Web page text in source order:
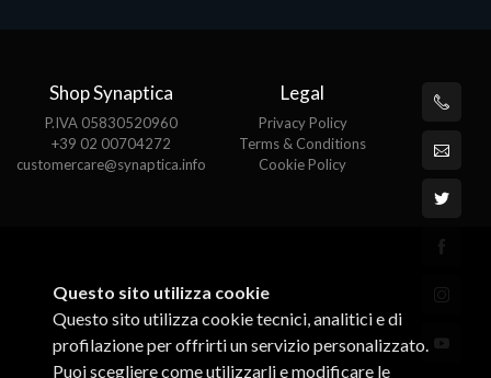
Shop Synaptica
P.IVA 05830520960
+39 02 00704272
customercare@synaptica.info
Legal
Privacy Policy
Terms & Conditions
Cookie Policy
Questo sito utilizza cookie
Questo sito utilizza cookie tecnici, analitici e di
profilazione per offrirti un servizio personalizzato.
Puoi scegliere come utilizzarli e modificare le